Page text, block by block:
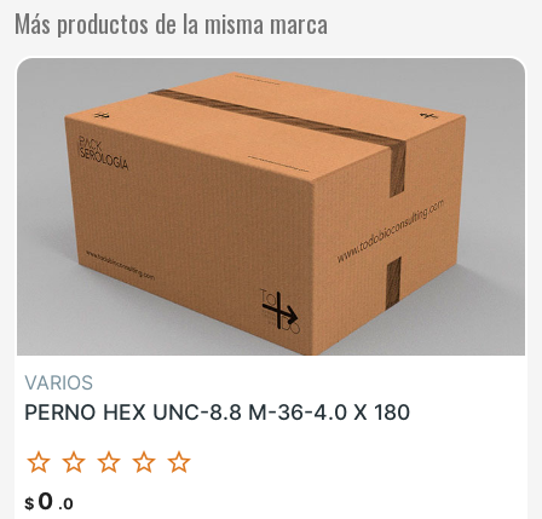
Más productos de la misma marca
VARIOS
PERNO HEX UNC-8.8 M-36-4.0 X 180
star_border star_border star_border star_border star_border
$ 0 .0